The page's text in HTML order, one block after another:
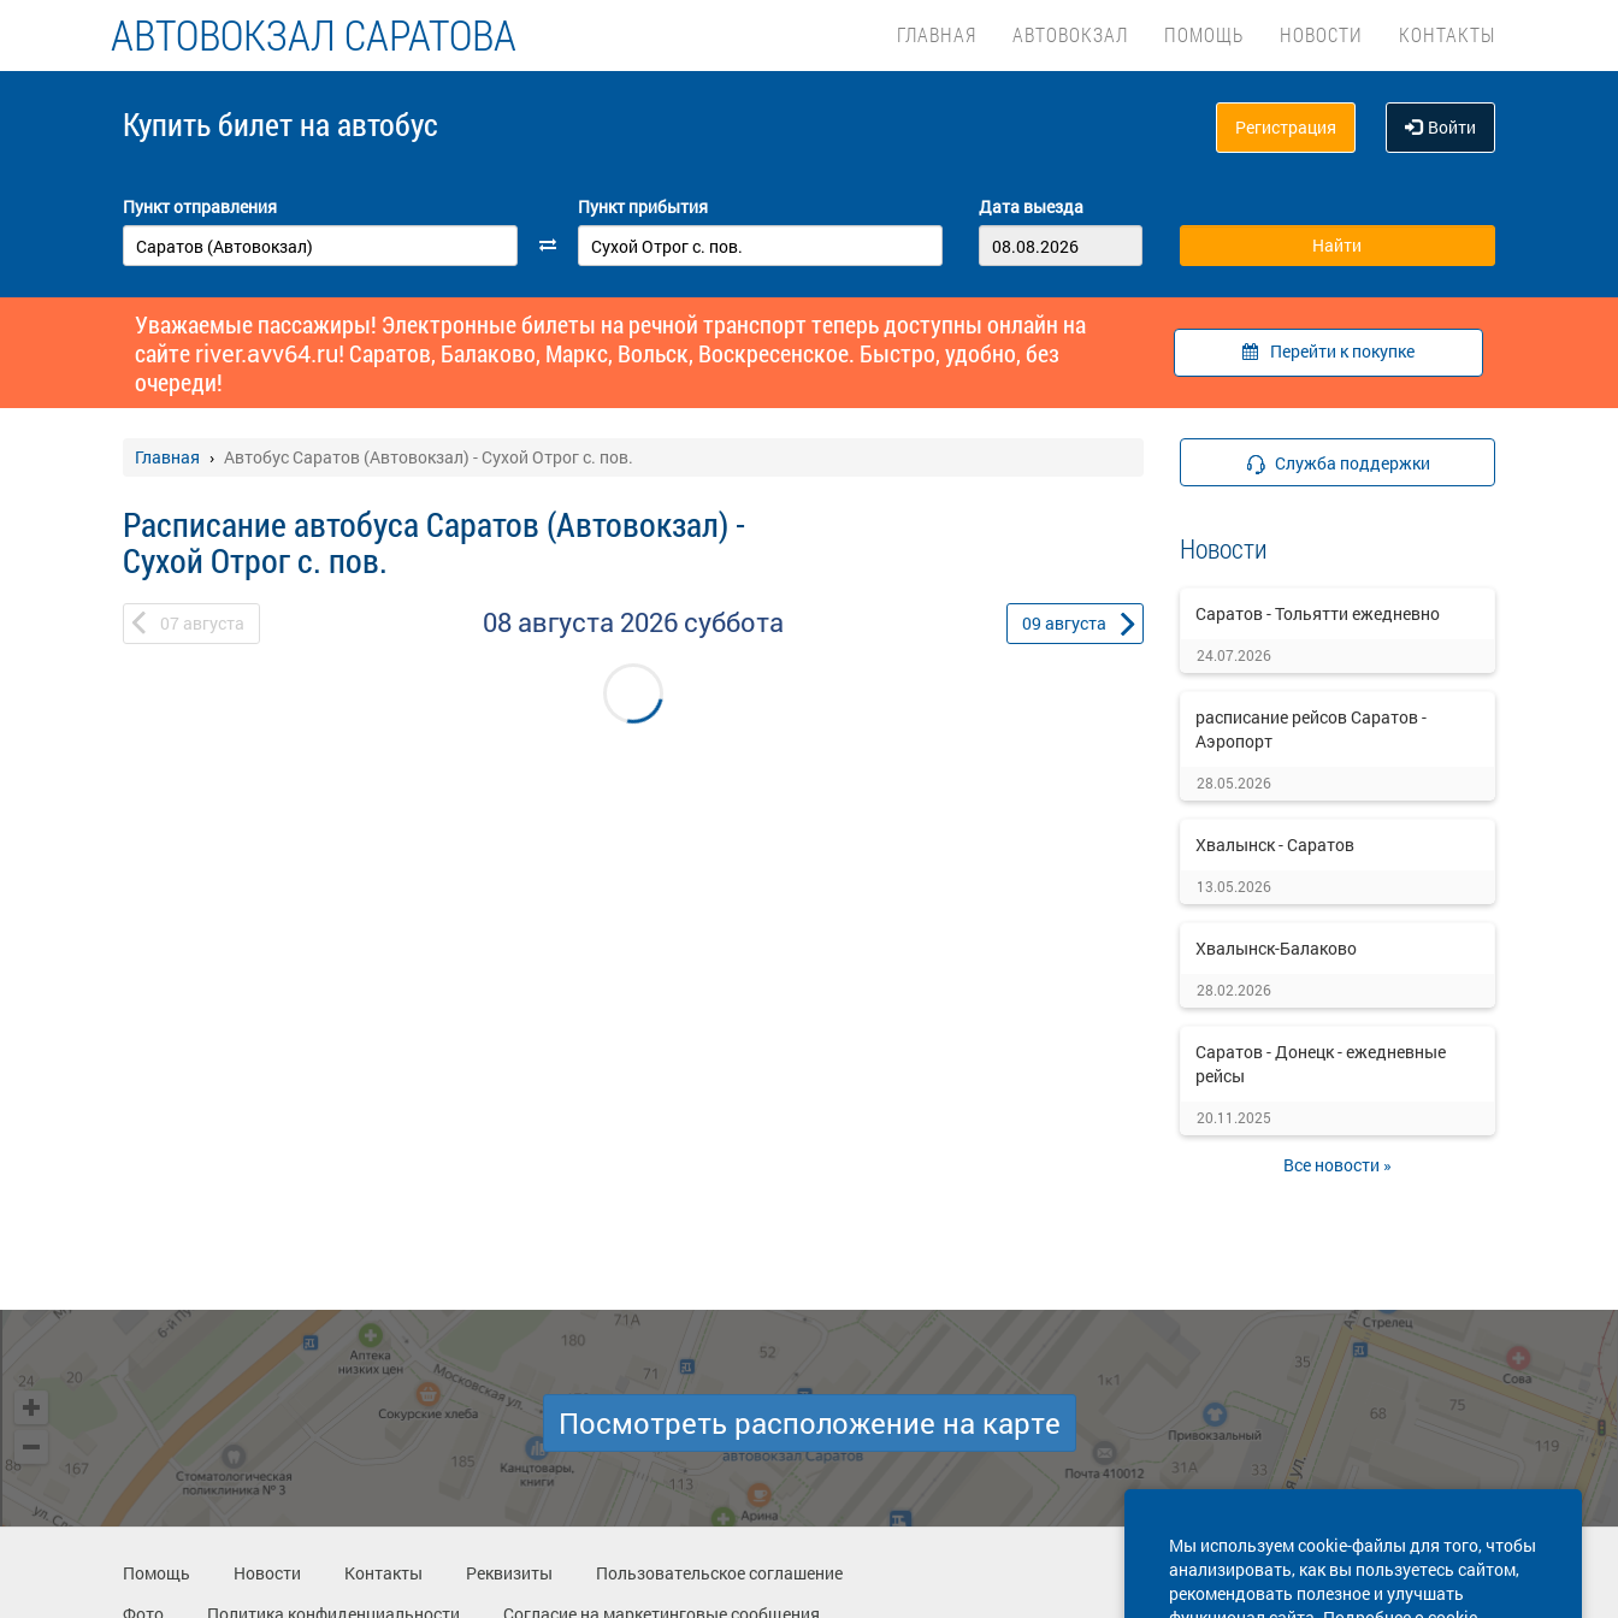
АВТОВОКЗАЛ САРАТОВА ГЛАВНАЯ АВТОВОКЗАЛ ПОМОЩЬ НОВОСТИ КОНТАКТЫ
Купить билет на автобус Регистрация Войти
Пункт отправления Пункт прибытия Дата выезда
Уважаемые пассажиры! Электронные билеты на речной транспорт теперь доступны онлайн на
сайтеriver.avv64.ru! Саратов, Балаково, Маркс, Вольск, Воскресенское. Быстро, удобно, без
очереди!
Перейти к покупке
Главная Автобус Саратов (Автовокзал) - Сухой Отрог с. пов.
Расписание автобуса Саратов (Автовокзал) -
Сухой Отрог с. пов.
07 августа 08 августа 2026 суббота 09 августа
Служба поддержки
Новости
Саратов - Тольятти ежедневно
24.07.2026
расписание рейсов Саратов -
Аэропорт
28.05.2026
Хвалынск - Саратов
13.05.2026
Хвалынск-Балаково
28.02.2026
Саратов - Донецк - ежедневные
рейсы
20.11.2025
Все новости »
Мы используем cookie-файлы для того, чтобы
анализировать, как вы пользуетесь сайтом,
рекомендовать полезное и улучшать
Посмотреть расположение на карте
Помощь Новости Контакты Реквизиты
Пользовательское соглашение
Техническая поддержка сайта
8 800 600-03-38